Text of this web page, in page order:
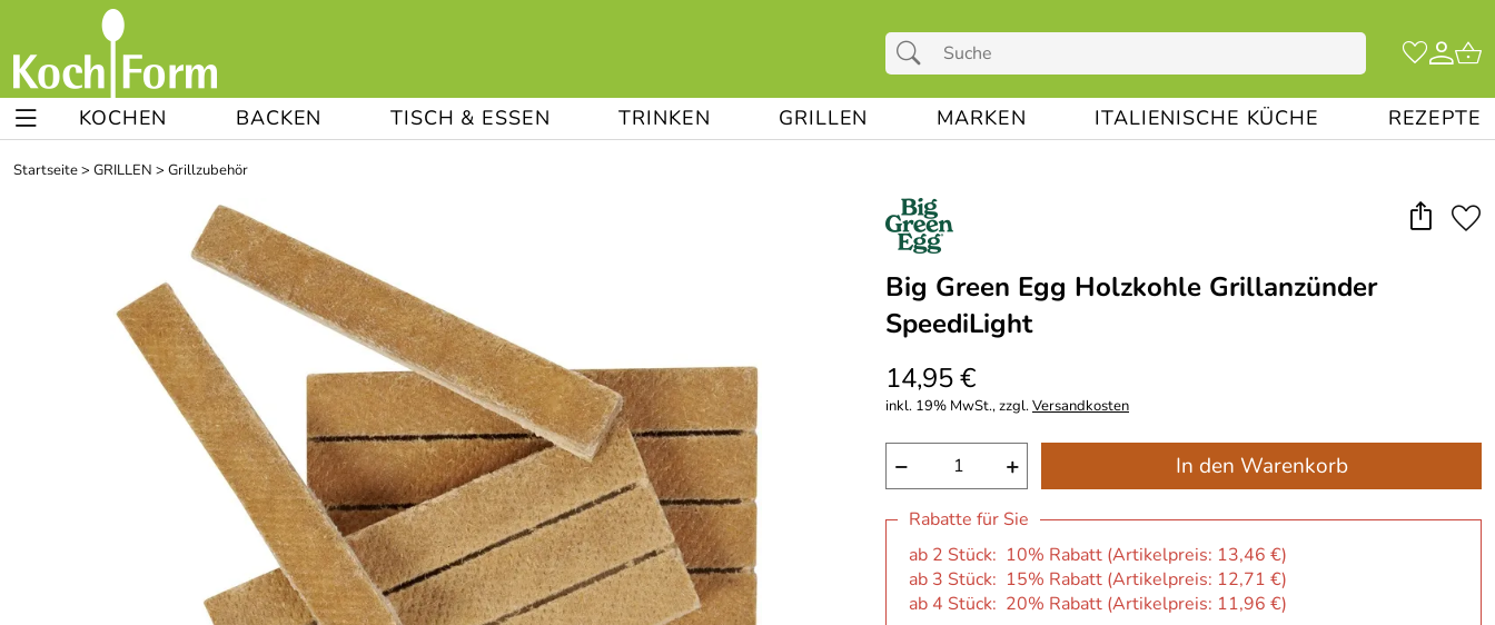
KOCHEN BACKEN TISCH & ESSEN TRINKEN GRILLEN MARKEN ITALIENISCHE KÜCHE REZEPTE
Startseite> GRILLEN > Grillzubehör
Big Green Egg Holzkohle Grillanzünder
SpeediLight
14,95 €
inkl. 19% MwSt., zzgl.Versandkosten
− + In den Warenkorb
Rabatte für Sie
ab 2 Stück: 10% Rabatt (Artikelpreis: 13,46 €)
ab 3 Stück: 15% Rabatt (Artikelpreis: 12,71 €)
ab 4 Stück: 20% Rabatt (Artikelpreis: 11,96 €)